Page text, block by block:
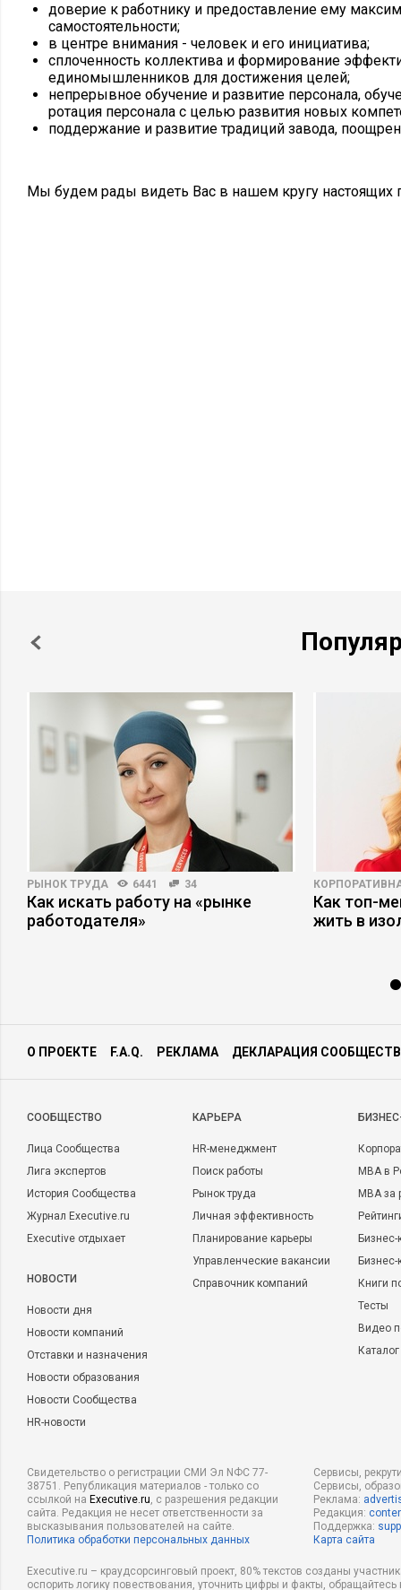
доверие к работнику и предоставление ему
самостоятельности;
в центре внимания - человек и его инициатива;
сплоченность коллектива и формирование
единомышленников для достижения целей;
непрерывное обучение и развитие персонала,
ротация персонала с целью развития новых
поддержание и развитие традиций завода,
Мы будем рады видеть Вас в нашем кругу настоящих
РЫНОК ТРУДА 6441 34
Как искать работу на «рынке
работодателя»
Как топ-
жить в
О ПРОЕКТЕ F.A.Q. РЕКЛАМА ДЕКЛАРАЦИЯ
CООБЩЕСТВО
Лица Сообщества
Лига экспертов
История Сообщества
Журнал Executive.ru
Executive отдыхает
НОВОСТИ
Новости дня
Новости компаний
Отставки и назначения
Новости образования
Новости Сообщества
HR-новости
КАРЬЕРА
HR-менеджмент
Поиск работы
Рынок труда
Личная эффективность
Планирование карьеры
Управленческие вакансии
Справочник компаний
MBA в
MBA
Бизнес-
Книги
Тесты
Видео
Свидетельство о регистрации СМИ Эл NФС 77-
38751. Републикация материалов - только со
ссылкой на Executive.ru, с разрешения редакции
сайта. Редакция не несет ответственности за
высказывания пользователей на сайте.
Политика обработки персональных данных
Сервисы,
Сервисы,
Реклама:
Редакция:
Поддержка:
Карта сайта
Executive.ru – краудсорсинговый проект, 80% текстов созданы
оспорить логику повествования, уточнить цифры и факты,